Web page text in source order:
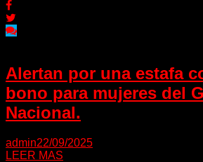
Alertan por una estafa
bono para mujeres del
Nacional.
admin22/09/2025
LEER MAS